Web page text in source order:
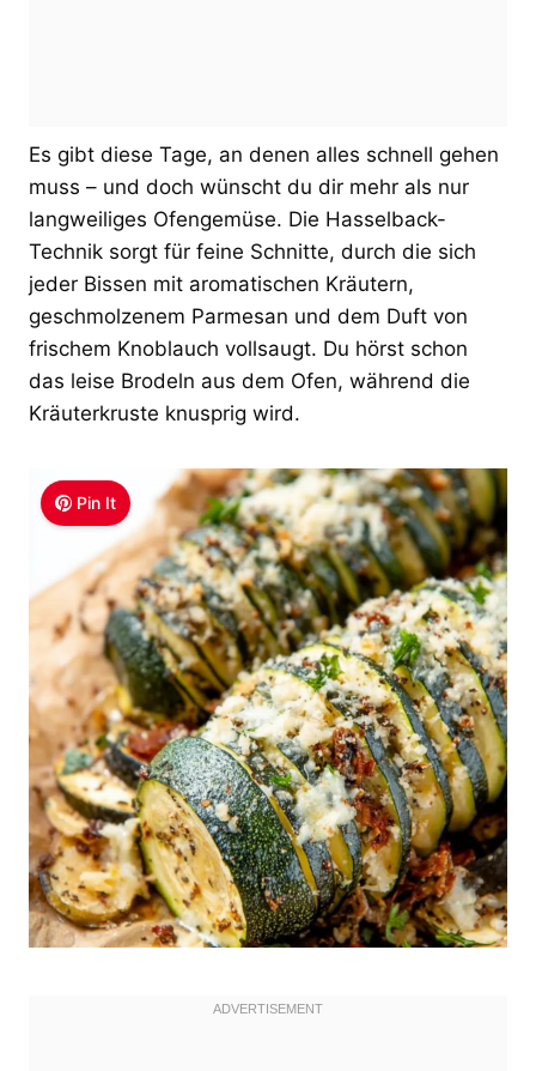
Es gibt diese Tage, an denen alles schnell gehen
muss – und doch wünscht du dir mehr als nur
langweiliges Ofengemüse. Die Hasselback-
Technik sorgt für feine Schnitte, durch die sich
jeder Bissen mit aromatischen Kräutern,
geschmolzenem Parmesan und dem Duft von
frischem Knoblauch vollsaugt. Du hörst schon
das leise Brodeln aus dem Ofen, während die
Kräuterkruste knusprig wird.
Pin It